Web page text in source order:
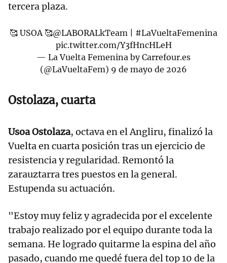
tercera plaza.
🥰 USOA 🥰@LABORALkTeam
#LaVueltaFemenina
pic.twitter.com/Y3fHncHLeH
— La Vuelta Femenina by Carrefour.es
(@LaVueltaFem) 9 de mayo de 2026
Ostolaza, cuarta
Usoa Ostolaza, octava en el Angliru, finalizó la
Vuelta en cuarta posición tras un ejercicio de
resistencia y regularidad. Remontó la
zarauztarra tres puestos en la general.
Estupenda su actuación.
"Estoy muy feliz y agradecida por el excelente
trabajo realizado por el equipo durante toda la
semana. He logrado quitarme la espina del año
pasado, cuando me quedé fuera del top 10 de la